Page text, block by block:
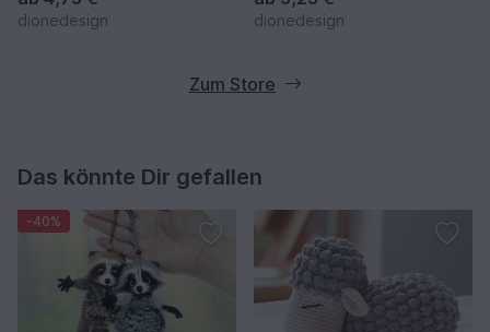
dionedesign dionedesign
Zum Store
Das könnte Dir gefallen
-40%